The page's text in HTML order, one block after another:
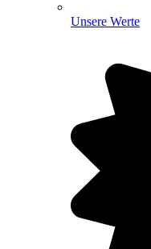
Unsere Werte